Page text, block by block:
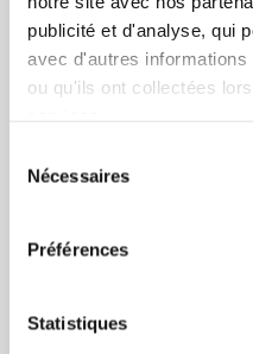
publicité et d'analyse, qui
avec d'autres
ou qu'ils ont collectées
Nécessaires
Préférences
Statistiques
des machines risque de